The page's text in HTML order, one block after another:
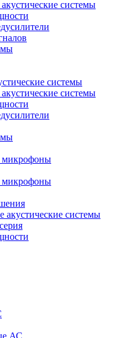
системы
системы
системы
микрофоны
микрофоны
акустические системы